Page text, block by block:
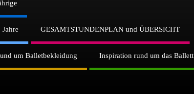
GESAMTSTUNDENPLAN und ÜBERSICHT
um Balletbekleidung Inspiration rund um das Ballett